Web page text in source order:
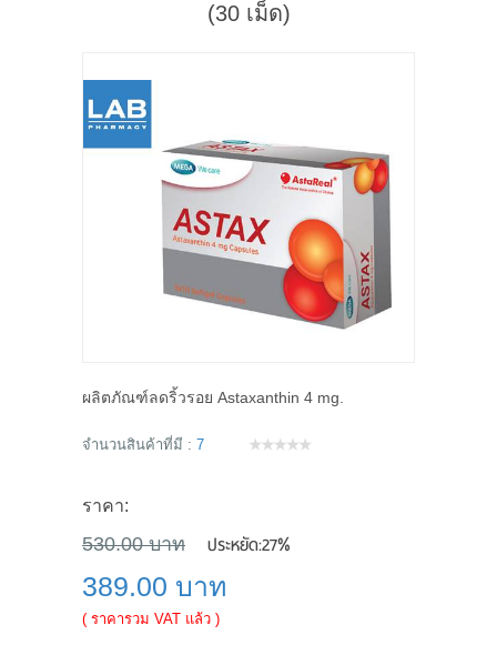
BRANCH
(30 เม็ด)
ผลิตภัณฑ์ลดริ้วรอย Astaxanthin 4 mg.
จำนวนสินค้าที่มี : 7
ราคา:
530.00 บาท ประหยัด:27%
389.00 บาท
( ราคารวม VAT แล้ว )